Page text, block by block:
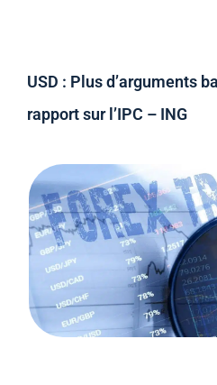
USD : Plus d’arguments
rapport sur l’IPC – ING